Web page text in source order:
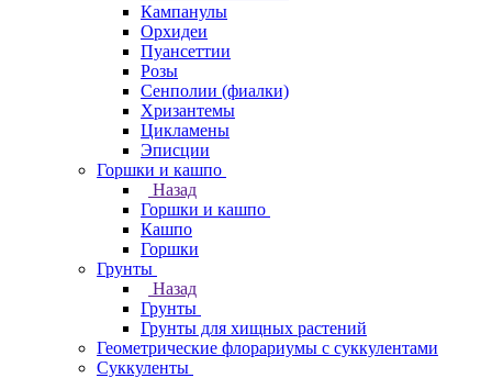
Кампанулы
Орхидеи
Пуансеттии
Розы
Сенполии (фиалки)
Хризантемы
Цикламены
Эписции
Горшки и кашпо
Назад
Горшки и кашпо
Кашпо
Горшки
Грунты
Назад
Грунты
Грунты для хищных растений
Геометрические флорариумы с суккулентами
Суккуленты